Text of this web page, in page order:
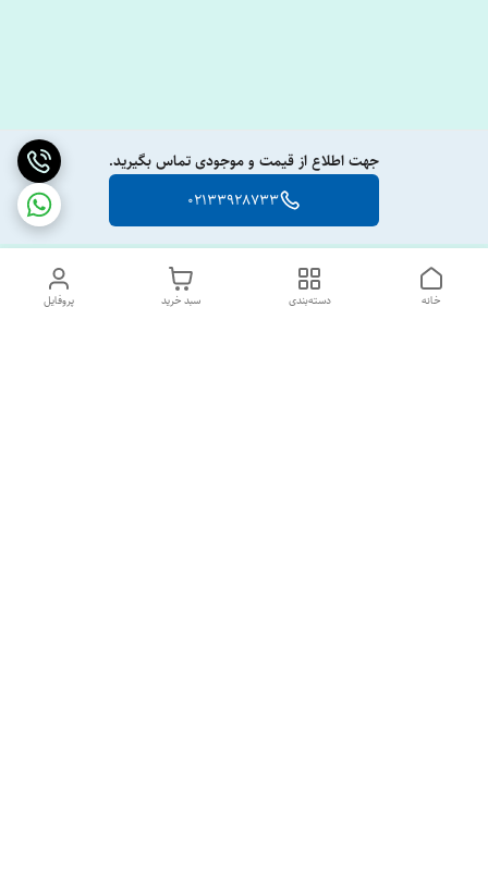
جهت اطلاع از قیمت و موجودی تماس بگیرید.
02133928733
پروفایل سبد خرید دسته‌بندی خانه